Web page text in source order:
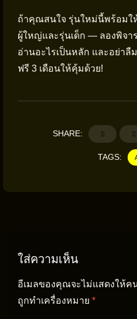
ถ้าคุณสนใจ รุ่นใหม่นี้พร้อมใ
ผู้ใหญ่และรุ่นเด็ก — ลองพิจ
อ่านอะไรเป็นหลัก และอย่าลื
ฟรี 3 เดือนให้คุ้มด้วย!
SHARE:
TAGS:
ใส่ความเห็น
อีเมลของคุณจะไม่แสดงให้ค
ถูกทำเครื่องหมาย *